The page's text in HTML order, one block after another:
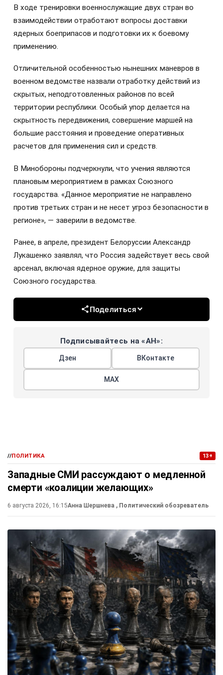
В ходе тренировки военнослужащие двух стран во
взаимодействии отработают вопросы доставки
ядерных боеприпасов и подготовки их к боевому
применению.
Отличительной особенностью нынешних маневров в
военном ведомстве назвали отработку действий из
скрытых, неподготовленных районов по всей
территории республики. Особый упор делается на
скрытность передвижения, совершение маршей на
большие расстояния и проведение оперативных
расчетов для применения сил и средств.
В Минобороны подчеркнули, что учения являются
плановым мероприятием в рамках Союзного
государства. «Данное мероприятие не направлено
против третьих стран и не несет угроз безопасности в
регионе», — заверили в ведомстве.
Ранее, в апреле, президент Белоруссии Александр
Лукашенко заявлял, что Россия задействует весь свой
арсенал, включая ядерное оружие, для защиты
Союзного государства.
Поделиться
Подписывайтесь на «АН»:
Дзен ВКонтакте
МАХ
//ПОЛИТИКА 13+
Западные СМИ рассуждают о медленной
смерти «коалиции желающих»
6 августа 2026, 16:15Анна Шершнева , Политический обозреватель